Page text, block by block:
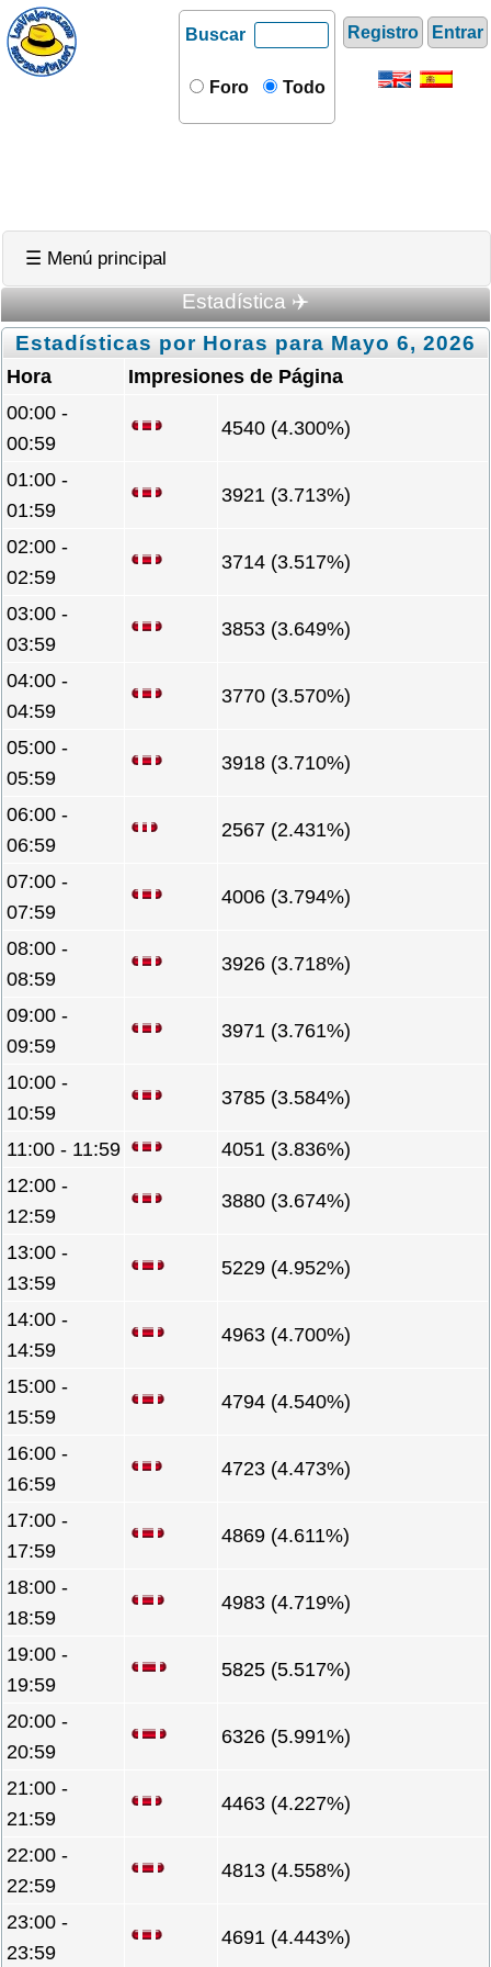
Registro Entrar
Buscar
Foro Todo
☰ Menú principal
Estadística ✈️
Estadísticas por Horas para Mayo 6, 2026
Hora
Impresiones de Página
00:00 -
00:59
4540 (4.300%)
01:00 -
01:59
3921 (3.713%)
02:00 -
02:59
3714 (3.517%)
03:00 -
03:59
3853 (3.649%)
04:00 -
04:59
3770 (3.570%)
05:00 -
05:59
3918 (3.710%)
06:00 -
06:59
2567 (2.431%)
07:00 -
07:59
4006 (3.794%)
08:00 -
08:59
3926 (3.718%)
09:00 -
09:59
3971 (3.761%)
10:00 -
10:59
3785 (3.584%)
11:00 - 11:59
4051 (3.836%)
12:00 -
12:59
3880 (3.674%)
13:00 -
13:59
5229 (4.952%)
14:00 -
14:59
4963 (4.700%)
15:00 -
15:59
4794 (4.540%)
16:00 -
16:59
4723 (4.473%)
17:00 -
17:59
4869 (4.611%)
18:00 -
18:59
4983 (4.719%)
19:00 -
19:59
5825 (5.517%)
20:00 -
20:59
6326 (5.991%)
21:00 -
21:59
4463 (4.227%)
22:00 -
22:59
4813 (4.558%)
23:00 -
23:59
4691 (4.443%)